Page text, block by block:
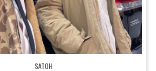
SATOH